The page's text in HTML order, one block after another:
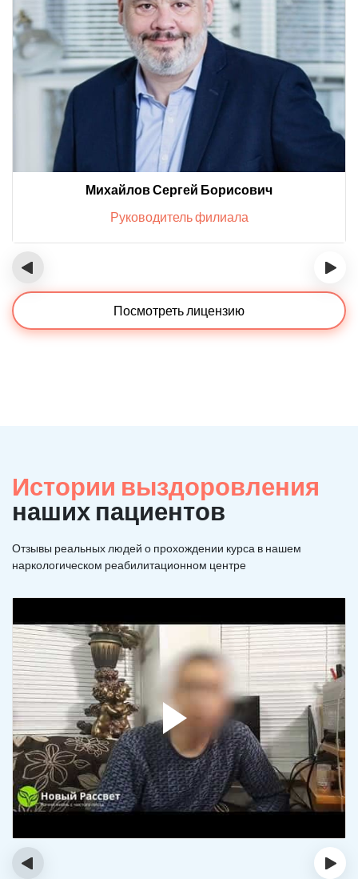
Михайлов Сергей Борисович
Руководитель филиала
‹ ›
Посмотреть лицензию
Истории выздоровления
наших пациентов
Отзывы реальных людей о прохождении курса в нашем
наркологическом реабилитационном центре
‹ ›